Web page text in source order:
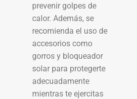
prevenir golpes de
calor. Además, se
recomienda el uso de
accesorios como
gorros y bloqueador
solar para protegerte
adecuadamente
mientras te ejercitas